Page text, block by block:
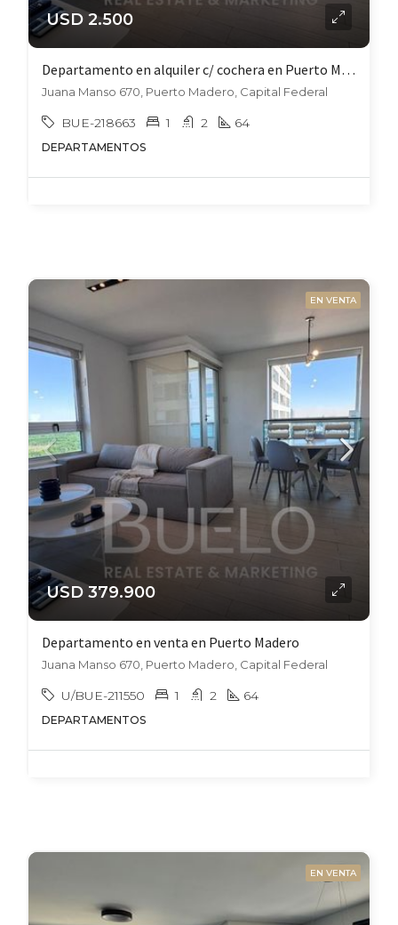
USD 2.500
Departamento en alquiler c/ cochera en Puerto Madero
Juana Manso 670, Puerto Madero, Capital Federal
BUE-218663 1 2 64
DEPARTAMENTOS
EN VENTA
USD 379.900
Departamento en venta en Puerto Madero
Juana Manso 670, Puerto Madero, Capital Federal
U/BUE-211550 1 2 64
DEPARTAMENTOS
EN VENTA